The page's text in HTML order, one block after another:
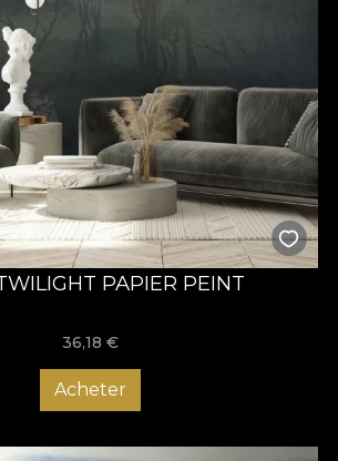
PAPIER PEINT
36,18 €
Acheter